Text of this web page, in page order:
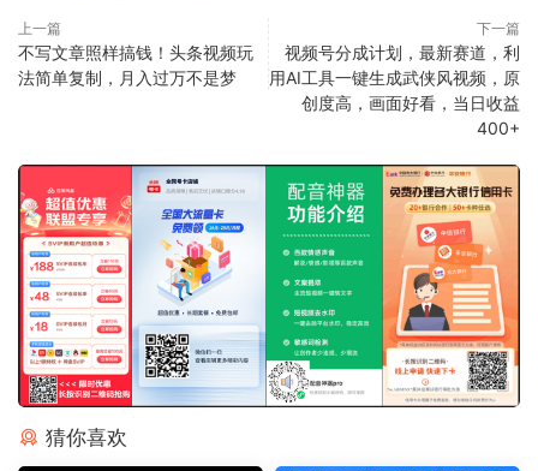
上一篇
不写文章照样搞钱！头条视频玩
法简单复制，月入过万不是梦
下一篇
视频号分成计划，最新赛道，利
用AI工具一键生成武侠风视频，原
创度高，画面好看，当日收益
400+
猜你喜欢